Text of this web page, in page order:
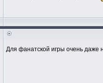
Для фанатской игры очень даже